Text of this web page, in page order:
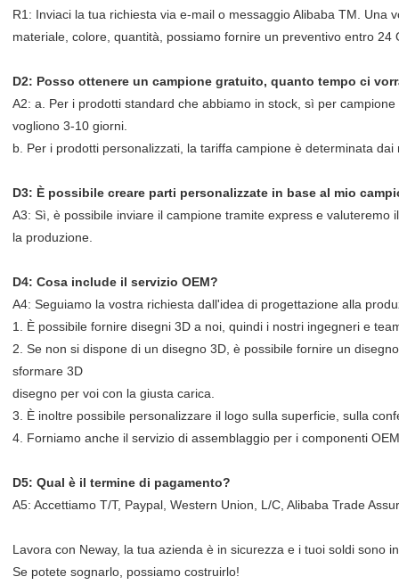
R1: Inviaci la tua richiesta via e-mail o messaggio Alibaba TM.
materiale, colore, quantità, possiamo fornire un preventivo entro 24
D2: Posso ottenere un campione gratuito, quanto tempo ci
A2: a. Per i prodotti standard che abbiamo in stock, sì per
vogliono 3-10 giorni.
b. Per i prodotti personalizzati, la tariffa campione è determinata
D3: È possibile creare parti personalizzate in base al mio
A3: Sì, è possibile inviare il campione tramite express e
la produzione.
D4: Cosa include il servizio OEM?
A4: Seguiamo la vostra richiesta dall'idea di progettazione alla
1. È possibile fornire disegni 3D a noi, quindi i nostri ingegneri e
2. Se non si dispone di un disegno 3D, è possibile fornire un
sformare 3D
disegno per voi con la giusta carica.
3. È inoltre possibile personalizzare il logo sulla superficie, sulla
4. Forniamo anche il servizio di assemblaggio per i componenti
D5: Qual è il termine di pagamento?
A5: Accettiamo T/T, Paypal, Western Union, L/C, Alibaba Trade
Lavora con Neway, la tua azienda è in sicurezza e i tuoi soldi sono
Se potete sognarlo, possiamo costruirlo!